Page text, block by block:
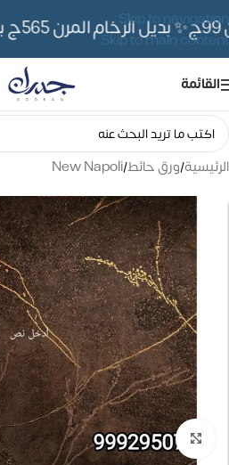
Skip to navigation
Skip to main content
✨ بديل الرخام المرن 565ج بدلًا من 690ج لفترة محدوده
القائمة
الرئيسية/ورق حائط/
New Napoli
تكبير الصورة